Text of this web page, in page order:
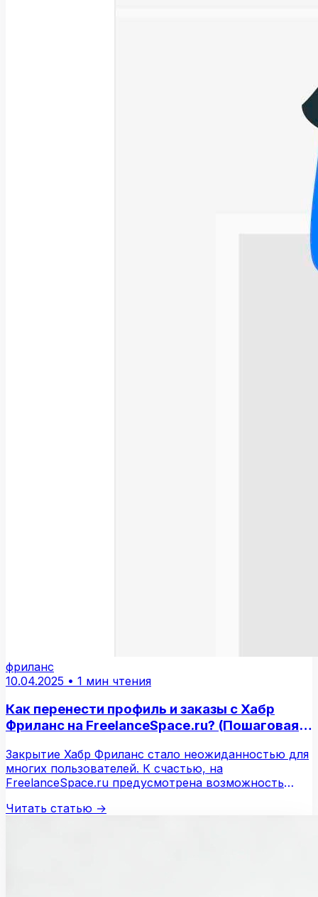
фриланс
10.04.2025 • 1 мин чтения
Как перенести профиль и заказы с Хабр
Фриланс на FreelanceSpace.ru? (Пошаговая
Закрытие Хабр Фриланс стало неожиданностью для
многих пользователей. К счастью, на
FreelanceSpace.ru предусмотрена возможность
Читать статью →